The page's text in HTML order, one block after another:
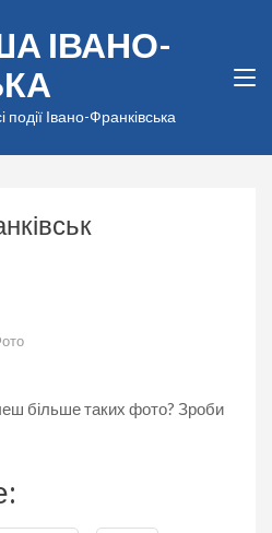
ІВАНО-
Івано-Франківська
більше таких фото? Зроби